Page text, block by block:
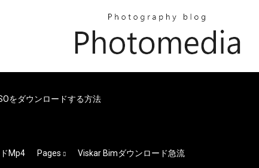
をダウンロードする方法
mp4 Pages Viskar Bimダウンロード急流